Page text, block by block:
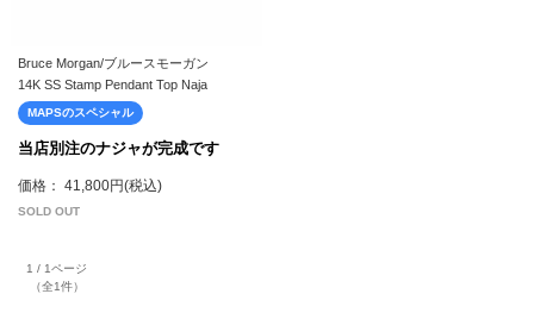
Bruce Morgan/ブルースモーガン
14K SS Stamp Pendant Top Naja
MAPSのスペシャル
当店別注のナジャが完成です
価格： 41,800円(税込)
SOLD OUT
1 / 1ページ
（全1件）